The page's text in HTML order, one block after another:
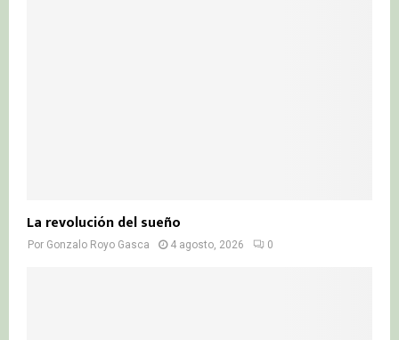
La revolución del sueño
Por Gonzalo Royo Gasca 4 agosto, 2026 0